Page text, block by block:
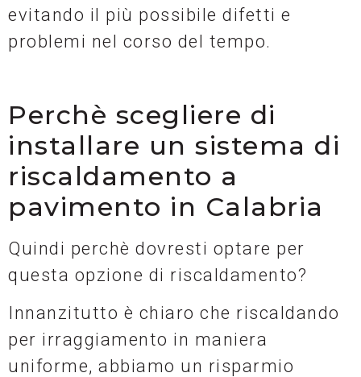
evitando il più possibile difetti e
problemi nel corso del tempo.
Perchè scegliere di
installare un sistema di
riscaldamento a
pavimento in Calabria
Quindi perchè dovresti optare per
questa opzione di riscaldamento?
Innanzitutto è chiaro che riscaldando
per irraggiamento in maniera
uniforme, abbiamo un risparmio